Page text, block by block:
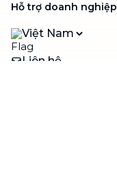
Hỗ trợ doanh nghiệp
Việt Nam
Liên hệ